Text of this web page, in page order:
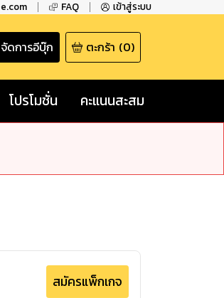
FAQ เข้าสู่ระบบ
จัดการอีบุ๊ก ตะกร้า (0)
โปรโมชั่น คะแนนสะสม
สมัครแพ็กเกจ